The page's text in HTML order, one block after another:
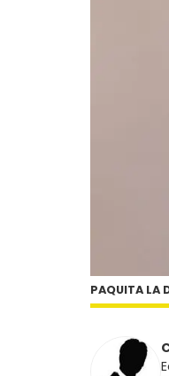
PAQUITA LA